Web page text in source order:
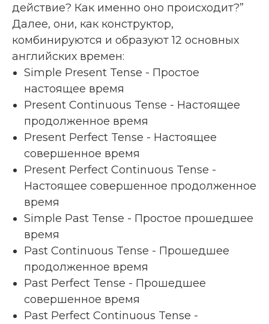
действие? Как именно оно происходит?”
Далее, они, как конструктор,
комбинируются и образуют 12 основных
английских времен:
Simple Present Tense - Простое
настоящее время
Present Continuous Tense - Настоящее
продолженное время
Present Perfect Tense - Настоящее
совершенное время
Present Perfect Continuous Tense -
Настоящее совершенное продолженное
время
Simple Past Tense - Простое прошедшее
время
Past Continuous Tense - Прошедшее
продолженное время
Past Perfect Tense - Прошедшее
совершенное время
Past Perfect Continuous Tense -